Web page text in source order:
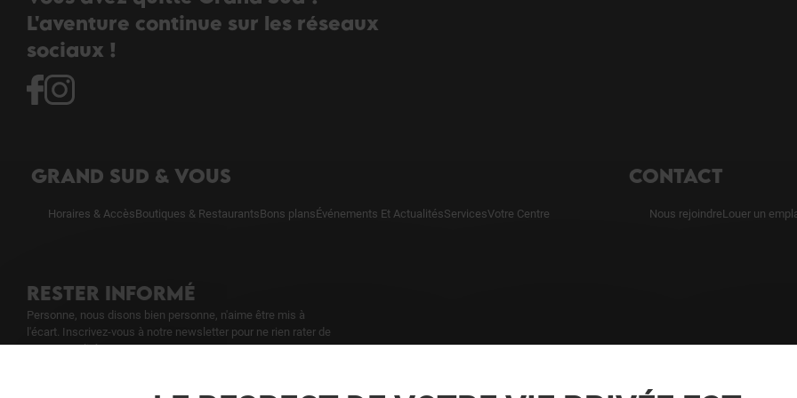
L'aventure continue sur les réseaux
sociaux !
GRAND SUD & VOUS
Horaires & AccèsBoutiques & RestaurantsBons plansÉvénements Et ActualitésServicesVotre Centre
CONTACT
Nous rejoindreLouer un
RESTER INFORMÉ
Personne, nous disons bien personne, n'aime être mis à
l'écart. Inscrivez-vous à notre newsletter pour ne rien rater de
notre actualité.